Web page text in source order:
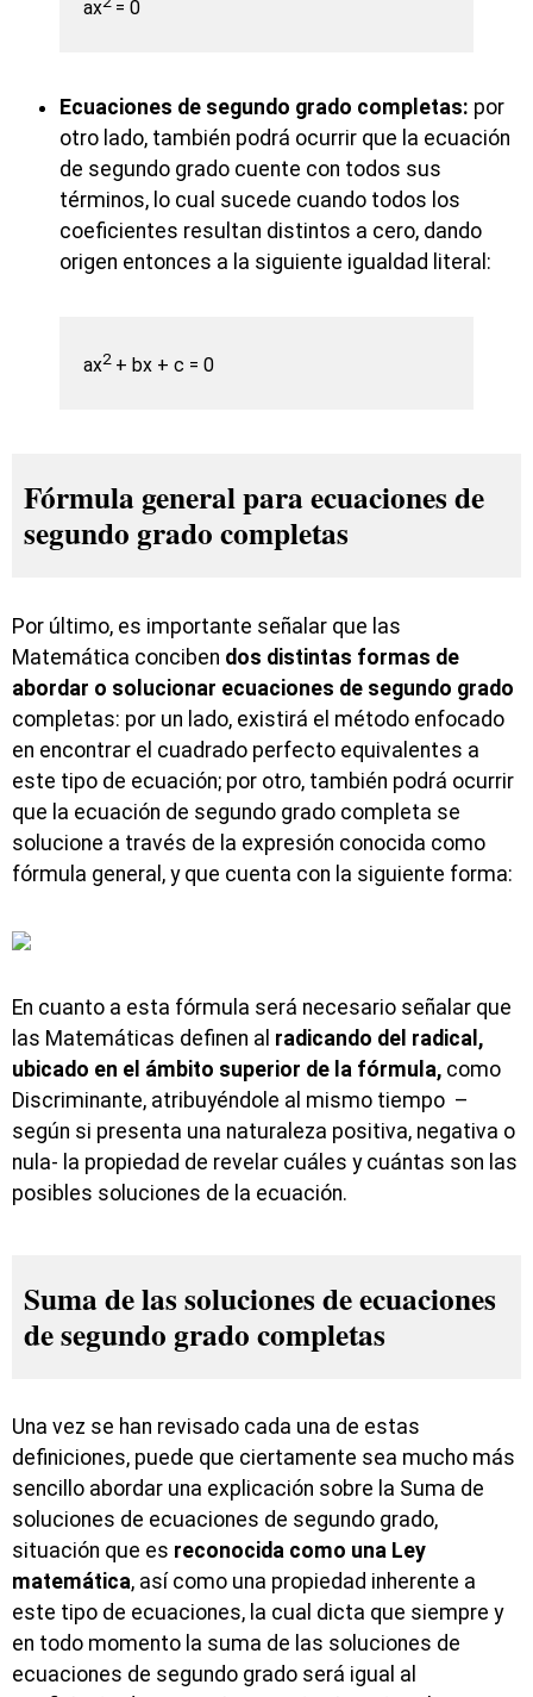
ax = 0
Ecuaciones de segundo grado completas: por
otro lado, también podrá ocurrir que la ecuación
de segundo grado cuente con todos sus
términos, lo cual sucede cuando todos los
coeficientes resultan distintos a cero, dando
origen entonces a la siguiente igualdad literal:
ax2+ bx + c = 0
Fórmula general para ecuaciones de
segundo grado completas
Por último, es importante señalar que las
Matemática conciben dos distintas formas de
abordar o solucionar ecuaciones de segundo grado
completas: por un lado, existirá el método enfocado
en encontrar el cuadrado perfecto equivalentes a
este tipo de ecuación; por otro, también podrá ocurrir
que la ecuación de segundo grado completa se
solucione a través de la expresión conocida como
fórmula general, y que cuenta con la siguiente forma:
En cuanto a esta fórmula será necesario señalar que
las Matemáticas definen al radicando del radical,
ubicado en el ámbito superior de la fórmula, como
Discriminante, atribuyéndole al mismo tiempo –
según si presenta una naturaleza positiva, negativa o
nula- la propiedad de revelar cuáles y cuántas son las
posibles soluciones de la ecuación.
Suma de las soluciones de ecuaciones
de segundo grado completas
Una vez se han revisado cada una de estas
definiciones, puede que ciertamente sea mucho más
sencillo abordar una explicación sobre la Suma de
soluciones de ecuaciones de segundo grado,
situación que es reconocida como una Ley
matemática, así como una propiedad inherente a
este tipo de ecuaciones, la cual dicta que siempre y
en todo momento la suma de las soluciones de
ecuaciones de segundo grado será igual al